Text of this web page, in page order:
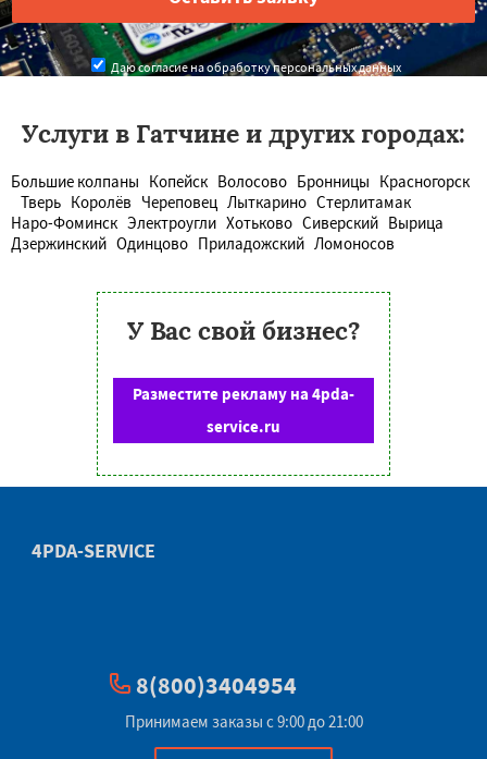
Даю согласие на обработку персональных данных
Услуги в Гатчине и других городах:
Большие колпаны Копейск Волосово Бронницы Красногорск
Тверь Королёв Череповец Лыткарино Стерлитамак
Наро-Фоминск Электроугли Хотьково Сиверский Вырица
Дзержинский Одинцово Приладожский Ломоносов
У Вас свой бизнес?
Разместите рекламу на 4pda-
service.ru
4PDA-SERVICE
8(800)3404954
Принимаем заказы с 9:00 до 21:00